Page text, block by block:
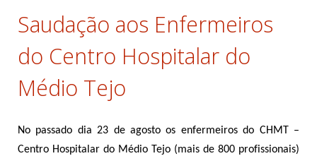
Saudação aos Enfermeiros
do Centro Hospitalar do
Médio Tejo
No passado dia 23 de agosto os enfermeiros do CHMT –
Centro Hospitalar do Médio Tejo (mais de 800 profissionais)